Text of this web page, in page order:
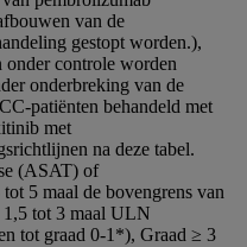
van de
gestopt worden.),
controle worden
onderbreking van de
patiënten behandeld met
met
na deze tabel.
(ASAT) of
5 maal de bovengrens van
tot 3 maal ULN
tot graad 0-1*), Graad ≥ 3